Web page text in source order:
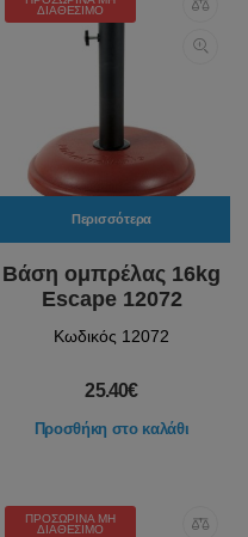
ΔΙΑΘΈΣΙΜΟ
Περισσότερα
Βάση ομπρέλας 16kg
Escape 12072
Κωδικός 12072
25.40€
Προσθήκη στο καλάθι
ΠΡΟΣΩΡΙΝΆ ΜΗ
ΔΙΑΘΈΣΙΜΟ